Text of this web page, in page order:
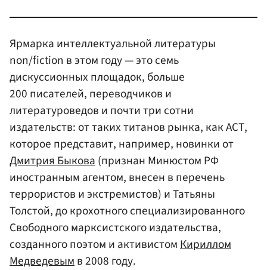
Ярмарка интеллектуальной литературы
non/fiction в этом году — это семь
дискуссионных площадок, больше
200 писателей, переводчиков и
литературоведов и почти три сотни
издательств: от таких титанов рынка, как АСТ,
которое представит, например, новинки от
Дмитрия Быкова(признан Минюстом РФ
иностранным агентом, внесен в перечень
террористов и экстремистов) и Татьяны
Толстой, до крохотного специализированного
Свободного марксистского издательства,
созданного поэтом и активистомКириллом
Медведевымв 2008 году.